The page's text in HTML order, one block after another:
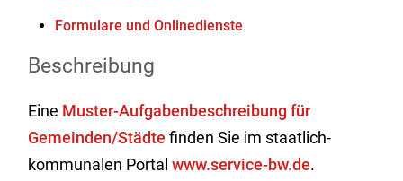
Formulare und Onlinedienste
Beschreibung
Eine Muster-Aufgabenbeschreibung für
Gemeinden/Städte finden Sie im staatlich-
kommunalen Portalwww.service-bw.de.